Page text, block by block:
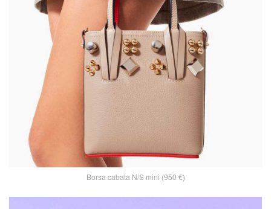
Borsa cabata N/S mini (950 €)